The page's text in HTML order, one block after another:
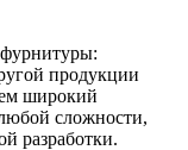
фурнитуры:
продукции
широкий
сложности,
разработки.